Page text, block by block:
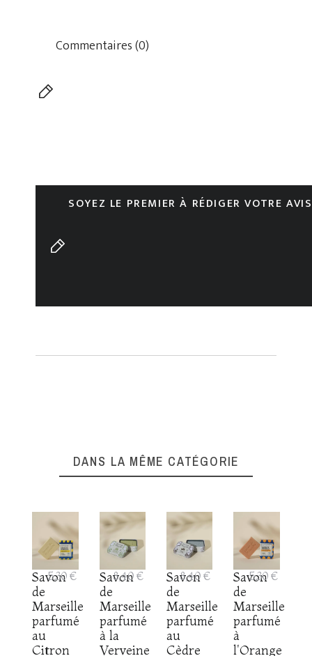
Commentaires (0)
SOYEZ LE PREMIER À RÉDIGER VOTRE AVIS
DANS LA MÊME CATÉGORIE
Savon
de
Marseille
parfumé
au
Citron
5,30 €
Savon
de
Marseille
parfumé
à la
Verveine
8,40 €
Savon
de
Marseille
parfumé
au
Cèdre
8,40 €
Savon
de
Marseille
parfumé
à
l'Orange
5,30 €